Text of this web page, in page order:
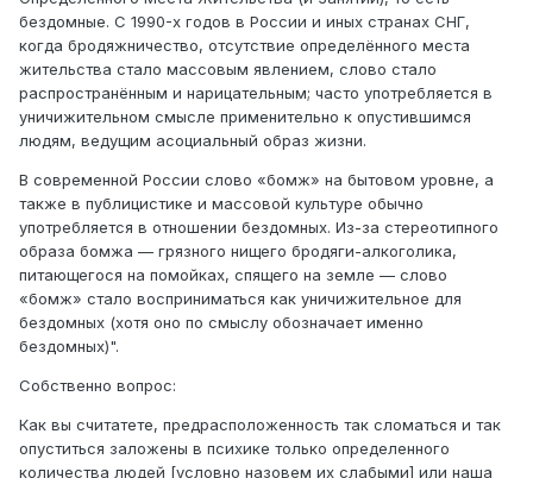
бездомные. С 1990-х годов в России и иных странах СНГ,
когда бродяжничество, отсутствие определённого места
жительства стало массовым явлением, слово стало
распространённым и нарицательным; часто употребляется в
уничижительном смысле применительно к опустившимся
людям, ведущим асоциальный образ жизни.
В современной России слово «бомж» на бытовом уровне, а
также в публицистике и массовой культуре обычно
употребляется в отношении бездомных. Из-за стереотипного
образа бомжа — грязного нищего бродяги-алкоголика,
питающегося на помойках, спящего на земле — слово
«бомж» стало восприниматься как уничижительное для
бездомных (хотя оно по смыслу обозначает именно
бездомных)".
Собственно вопрос:
Как вы считатете, предрасположенность так сломаться и так
опуститься заложены в психике только определенного
количества людей [условно назовем их слабыми] или наша